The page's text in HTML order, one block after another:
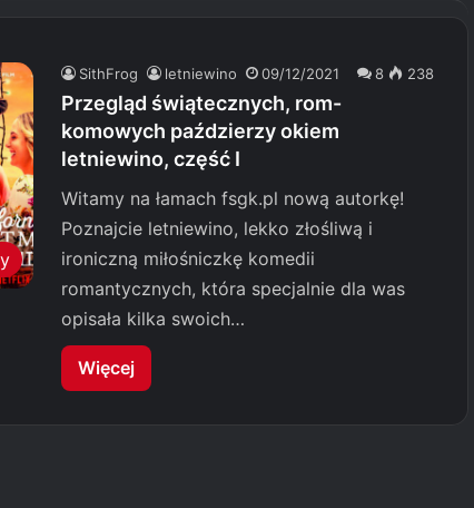
SithFrog letniewino 09/12/2021 8 238
Przegląd świątecznych, rom-
komowych paździerzy okiem
letniewino, część I
Witamy na łamach fsgk.pl nową autorkę!
Poznajcie letniewino, lekko złośliwą i
ironiczną miłośniczkę komedii
romantycznych, która specjalnie dla was
opisała kilka swoich…
Więcej